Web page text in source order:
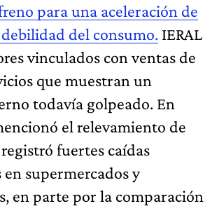
para una aceleración de
del consumo. IERAL
vinculados con ventas de
que muestran un
todavía golpeado. En
el relevamiento de
fuertes caídas
supermercados y
en parte por la comparación